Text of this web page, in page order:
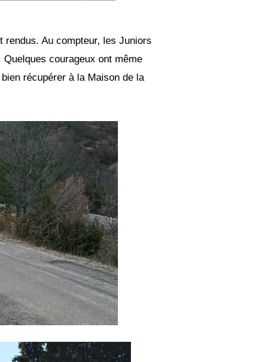
rendus. Au compteur, les Juniors
courageux ont même
récupérer à la Maison de la